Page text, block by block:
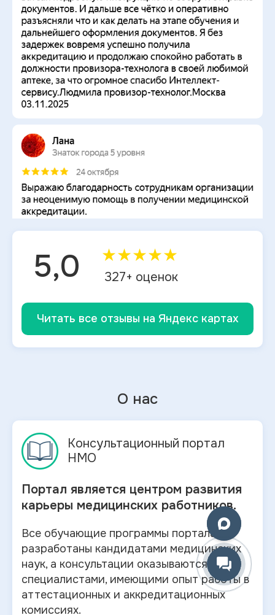
5,0 ★★★★★
327+ оценок
Читать все отзывы на Яндекс картах
О нас
Консультационный портал
НМО
Портал является центром развития
карьеры медицинских работников.
Все обучающие программы портала
разработаны кандидатами медицинских
наук, а консультации оказываются
специалистами, имеющими опыт работы в
аттестационных и аккредитационных
комиссиях.